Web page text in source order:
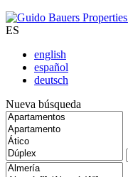
ES
english
español
deutsch
Nueva búsqueda